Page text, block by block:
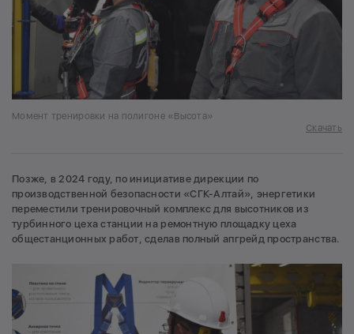
Момент тренировки на полигоне «Высота»
Скачать
Позже, в 2024 году, по инициативе дирекции по
производственной безопасности «СГК-Алтай», энергетики
переместили тренировочный комплекс для высотников из
турбинного цеха станции на ремонтную площадку цеха
общестанционных работ, сделав полный апгрейд пространства.